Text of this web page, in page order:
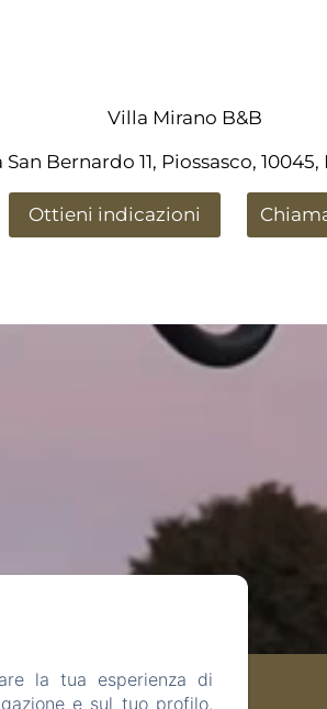
Villa Mirano B&B
San Bernardo 11, Piossasco, 10045,
Ottieni indicazioni
la tua esperienza di
e sul tuo profilo.